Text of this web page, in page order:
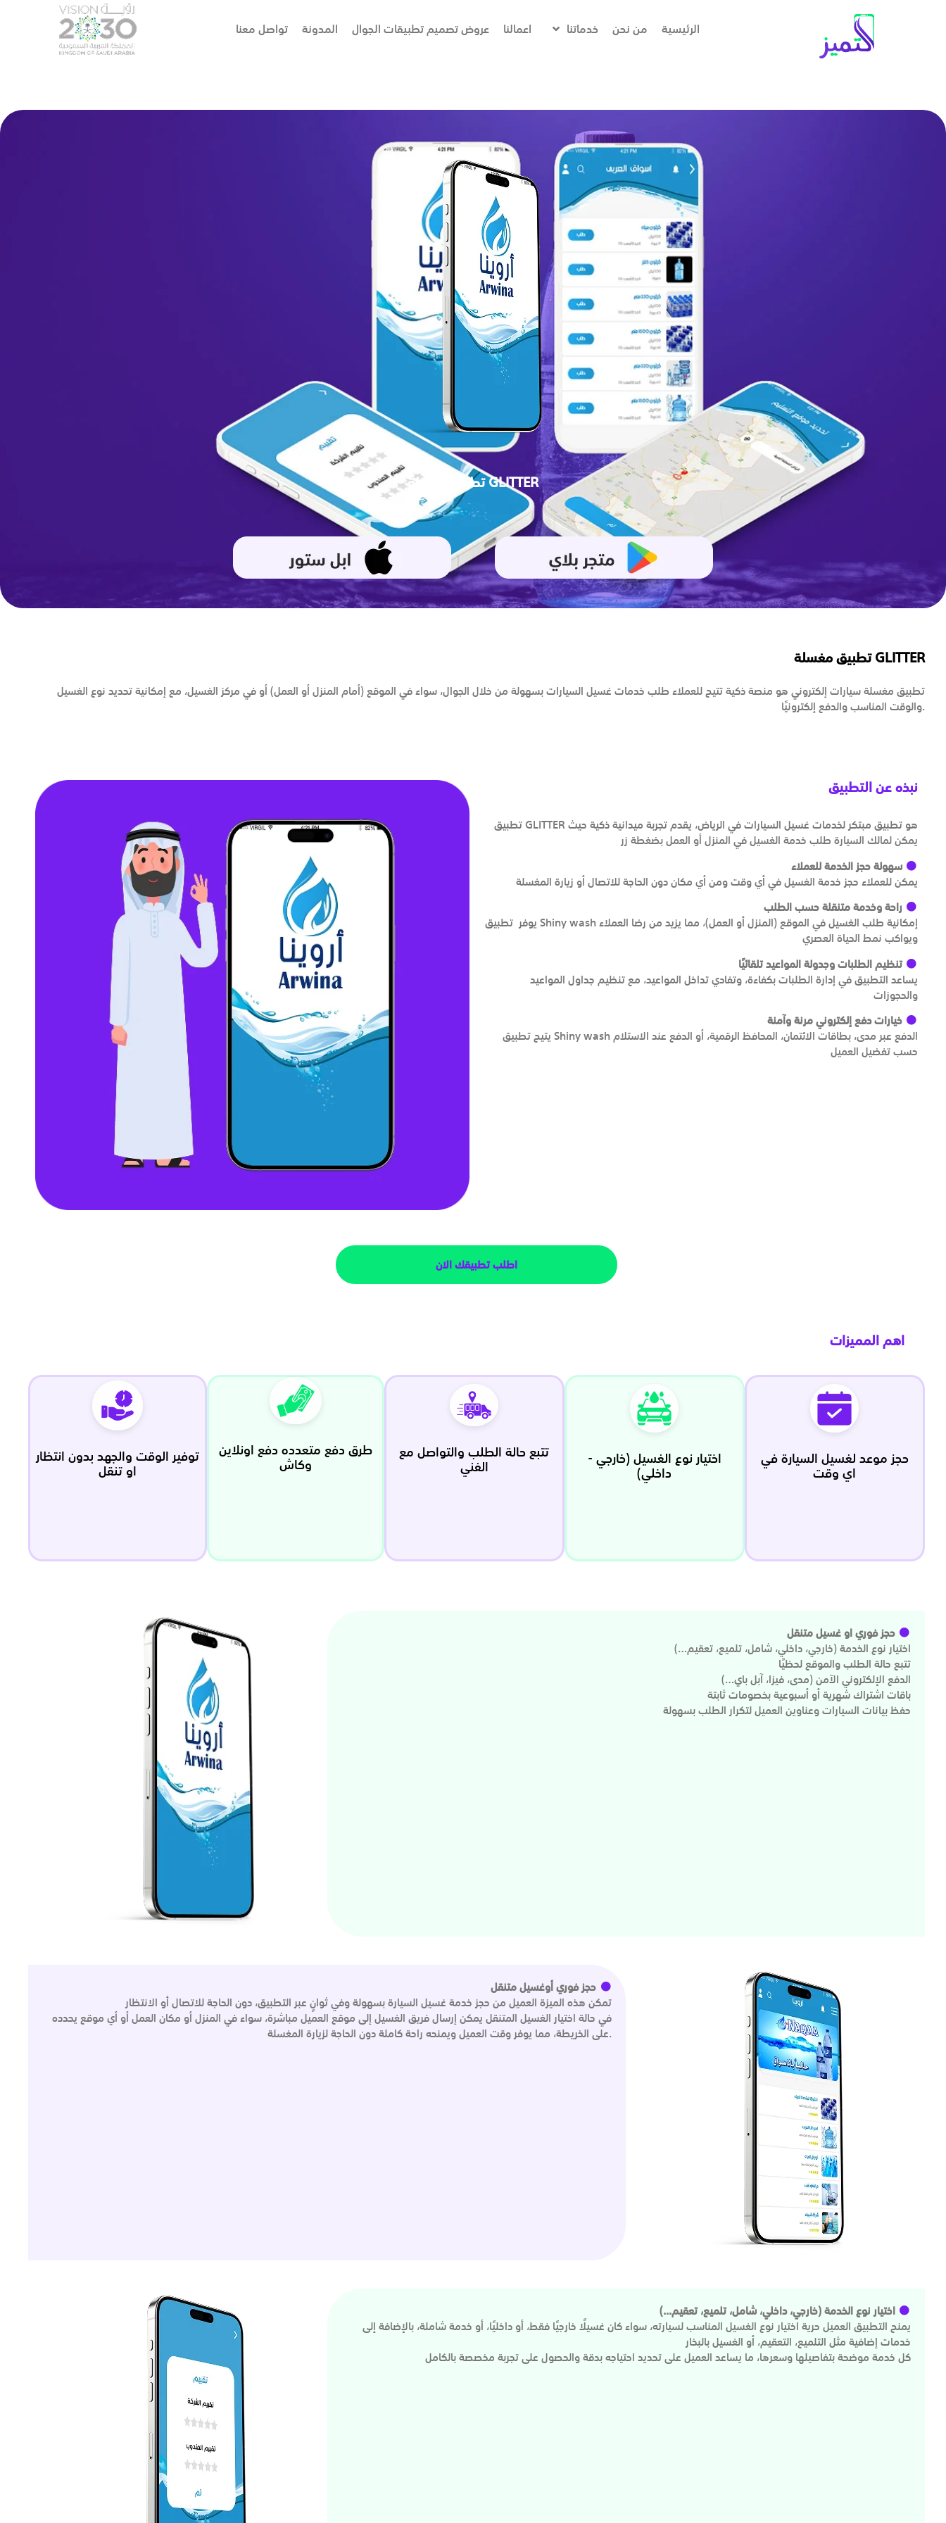
الرئيسية من نحن خدماتنا اعمالنا عروض تصميم تطبيقات الجوال المدونة تواصل معنا
تطبيق مغسلة GLITTER
تطبيق مغسلة GLITTER
تطبيق مغسلة سيارات إلكتروني هو منصة ذكية تتيح للعملاء طلب خدمات غسيل السيارات بسهولة من خلال الجوال، سواء في الموقع (أمام المنزل أو العمل) أو في مركز الغسيل، مع إمكانية تحديد نوع الغسيل
والوقت المناسب والدفع إلكترونيًا.
نبذه عن التطبيق
تطبيق GLITTER هو تطبيق مبتكر لخدمات غسيل السيارات في الرياض، يقدم تجربة ميدانية ذكية حيث
يمكن لمالك السيارة طلب خدمة الغسيل في المنزل أو العمل بضغطة زر
سهولة حجز الخدمة للعملاء
يمكن للعملاء حجز خدمة الغسيل في أي وقت ومن أي مكان دون الحاجة للاتصال أو زيارة المغسلة
راحة وخدمة متنقلة حسب الطلب
يوفر تطبيق Shiny wash إمكانية طلب الغسيل في الموقع (المنزل أو العمل)، مما يزيد من رضا العملاء
ويواكب نمط الحياة العصري
تنظيم الطلبات وجدولة المواعيد تلقائيًا
يساعد التطبيق في إدارة الطلبات بكفاءة، وتفادي تداخل المواعيد، مع تنظيم جداول المواعيد
والحجوزات
خيارات دفع إلكتروني مرنة وآمنة
يتيح تطبيق Shiny wash الدفع عبر مدى، بطاقات الائتمان، المحافظ الرقمية، أو الدفع عند الاستلام
حسب تفضيل العميل
اطلب تطبيقك الان
اهم المميزات
توفير الوقت والجهد بدون انتظار
او تنقل
طرق دفع متعدده دفع اونلاين
وكاش
تتبع حالة الطلب والتواصل مع
الفني اختيار نوع الغسيل (خارجي -
داخلي)
حجز موعد لغسيل السيارة في
اي وقت
حجز فوري او غسيل متنقل
اختيار نوع الخدمة (خارجي، داخلي، شامل، تلميع، تعقيم…)
تتبع حالة الطلب والموقع لحظيًا
الدفع الإلكتروني الآمن (مدى، فيزا، آبل باي…)
باقات اشتراك شهرية أو أسبوعية بخصومات ثابتة
حفظ بيانات السيارات وعناوين العميل لتكرار الطلب بسهولة
حجز فوري أوغسيل متنقل
تمكن هذه الميزة العميل من حجز خدمة غسيل السيارة بسهولة وفي ثوانٍ عبر التطبيق، دون الحاجة للاتصال أو الانتظار
في حالة اختيار الغسيل المتنقل يمكن إرسال فريق الغسيل إلى موقع العميل مباشرة، سواء في المنزل أو مكان العمل أو أي موقع يحدده
على الخريطة، مما يوفر وقت العميل ويمنحه راحة كاملة دون الحاجة لزيارة المغسلة.
اختيار نوع الخدمة (خارجي، داخلي، شامل، تلميع، تعقيم...)
يمنح التطبيق العميل حرية اختيار نوع الغسيل المناسب لسيارته، سواء كان غسيلًا خارجيًا فقط، أو داخليًا، أو خدمة شاملة، بالإضافة إلى
خدمات إضافية مثل التلميع، التعقيم، أو الغسيل بالبخار
كل خدمة موضحة بتفاصيلها وسعرها، ما يساعد العميل على تحديد احتياجه بدقة والحصول على تجربة مخصصة بالكامل